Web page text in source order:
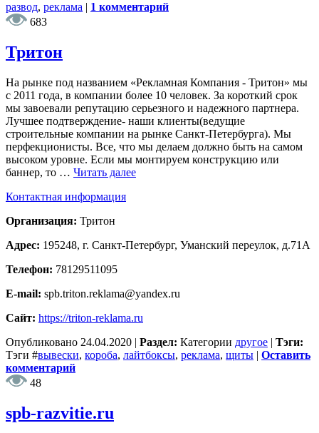
развод, реклама | 1 комментарий
683
Тритон
На рынке под названием «Рекламная Компания - Тритон» мы
с 2011 года, в компании более 10 человек. За короткий срок
мы завоевали репутацию серьезного и надежного партнера.
Лучшее подтверждение- наши клиенты(ведущие
строительные компании на рынке Санкт-Петербурга). Мы
перфекционисты. Все, что мы делаем должно быть на самом
высоком уровне. Если мы монтируем конструкцию или
баннер, то … Читать далее
Контактная информация
Организация: Тритон
Адрес: 195248, г. Санкт-Петербург, Уманский переулок, д.71А
Телефон: 78129511095
E-mail: spb.triton.reklama@yandex.ru
Сайт: https://triton-reklama.ru
Опубликовано 24.04.2020 | Раздел: Категории другое | Тэги:
Тэги #вывески, короба, лайтбоксы, реклама, щиты | Оставить
комментарий
48
spb-razvitie.ru